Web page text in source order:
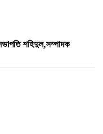
শহিদুল,সম্পাদক